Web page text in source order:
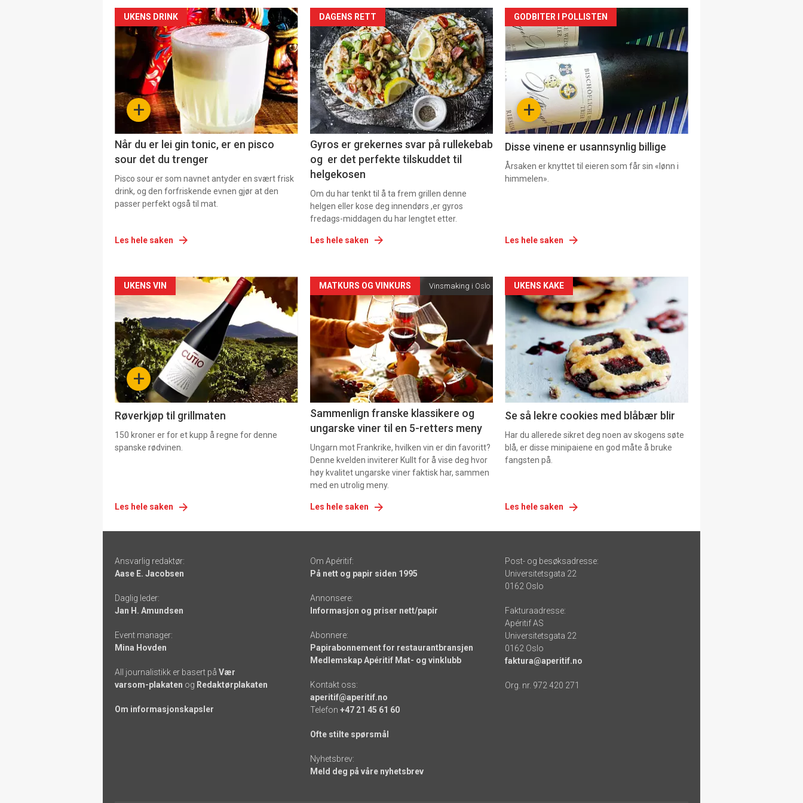
+
UKENS DRINK
Når du er lei gin tonic, er en pisco
sour det du trenger
Pisco sour er som navnet antyder en svært frisk
drink, og den forfriskende evnen gjør at den
passer perfekt også til mat.
Les hele saken
Forsiden
akkurat
nå
-
2
DAGENS RETT
Gyros er grekernes svar på rullekebab
og er det perfekte tilskuddet til
helgekosen
Om du har tenkt til å ta frem grillen denne
helgen eller kose deg innendørs ,er gyros
fredags-middagen du har lengtet etter.
Les hele saken
Forsiden
akkurat
nå
3 +
GODBITER I POLLISTEN
Disse vinene er usannsynlig billige
Årsaken er knyttet til eieren som får sin «lønn i
himmelen».
Les hele saken
Forsiden
akkurat
nå
-
4 +
UKENS VIN
Røverkjøp til grillmaten
150 kroner er for et kupp å regne for denne
spanske rødvinen.
Les hele saken
Forsiden
akkurat
nå
-
5
MATKURS OG VINKURS Vinsmaking i Oslo
Sammenlign franske klassikere og
ungarske viner til en 5-retters meny
Ungarn mot Frankrike, hvilken vin er din favoritt?
Denne kvelden inviterer Kullt for å vise deg hvor
høy kvalitet ungarske viner faktisk har, sammen
med en utrolig meny.
Les hele saken
Forsiden
akkurat
nå
6
UKENS KAKE
Se så lekre cookies med blåbær blir
Har du allerede sikret deg noen av skogens søte
blå, er disse minipaiene en god måte å bruke
fangsten på.
Les hele saken
-
links
Ansvarlig redaktør:
Aase E. Jacobsen
Daglig leder:
Jan H. Amundsen
Event manager:
Mina Hovden
All journalistikk er basert på Vær
varsom-plakaten og Redaktørplakaten
Om informasjonskapsler
Om Apéritif:
På nett og papir siden 1995
Annonsere:
Informasjon og priser nett/papir
Abonnere:
Papirabonnement for restaurantbransjen
Medlemskap Apéritif Mat- og vinklubb
Kontakt oss:
aperitif@aperitif.no
Telefon +47 21 45 61 60
Ofte stilte spørsmål
Nyhetsbrev:
Meld deg på våre nyhetsbrev
Post- og besøksadresse:
Universitetsgata 22
0162 Oslo
Fakturaadresse:
Apéritif AS
Universitetsgata 22
0162 Oslo
faktura@aperitif.no
Org. nr. 972 420 271